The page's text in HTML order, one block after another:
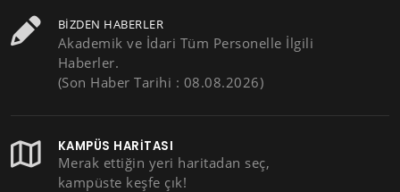
BIZDEN HABERLER
Akademik ve İdari Tüm Personelle İlgili
Haberler.
(Son Haber Tarihi : 08.08.2026)
KAMPÜS HARITASI
Merak ettiğin yeri haritadan seç,
kampüste keşfe çık!